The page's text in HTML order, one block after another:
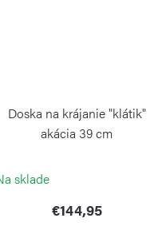
Doska na krájanie "klátik"
akácia 39 cm
sklade
€144,95